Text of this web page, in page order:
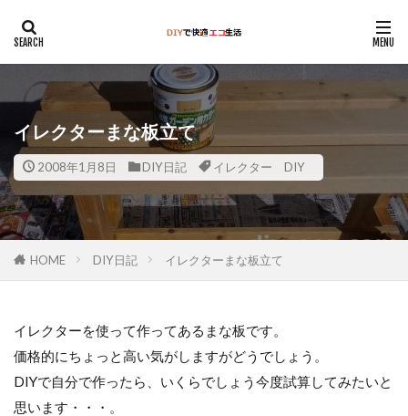
イレクターまな板立て
2008年1月8日 DIY日記 イレクター DIY
HOME DIY日記 イレクターまな板立て
イレクターを使って作ってあるまな板です。
価格的にちょっと高い気がしますがどうでしょう。
DIYで自分で作ったら、いくらでしょう今度試算してみたいと
思います・・・。